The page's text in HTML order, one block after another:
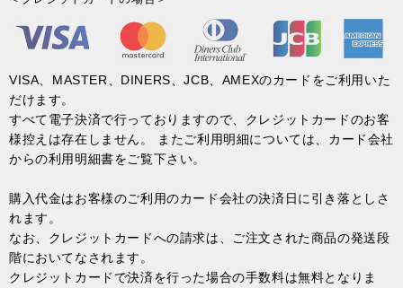
VISA、MASTER、DINERS、JCB、AMEXのカードをご利用いた
だけます。
すべて電子決済で行っておりますので、クレジットカードのお客
様控えは存在しません。 またご利用明細については、カード会社
からの利用明細書をご覧下さい。
購入代金はお客様のご利用のカード会社の決済日に引き落としさ
れます。
なお、クレジットカードへの請求は、ご注文された商品の発送段
階においてなされます。
クレジットカードで決済を行った場合の手数料は無料となりま